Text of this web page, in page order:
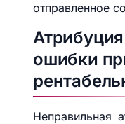
отправленное
ошибки
Неправильная